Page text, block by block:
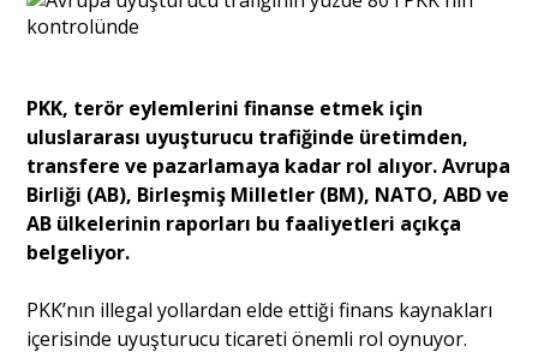
Ekonomi
Dünya
Söyleşi
PKK, terör eylemlerini finanse etmek için
uluslararası uyuşturucu trafiğinde üretimden,
transfere ve pazarlamaya kadar rol alıyor. Avrupa
Birliği (AB), Birleşmiş Milletler (BM), NATO, ABD ve
AB ülkelerinin raporları bu faaliyetleri açıkça
belgeliyor.
PKK’nın illegal yollardan elde ettiği finans kaynakları
içerisinde uyuşturucu ticareti önemli rol oynuyor.